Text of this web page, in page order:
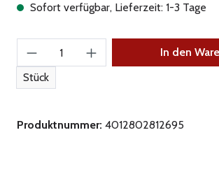
Sofort verfügbar, Lieferzeit: 1-3 Tage
Produkt Anzahl: Gib den
Stück
In den
Produktnummer: 4012802812695